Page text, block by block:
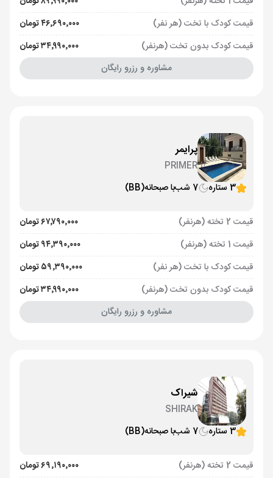
قیمت کودک با تخت (هر نفر)
۴۶٬۶۹۰٬۰۰۰ تومان
قیمت کودک بدون تخت (هرنفر)
۳۴٬۹۹۰٬۰۰۰ تومان
مشاوره و رزرو رایگان
پرایمر
PRIMER
3 ستاره
7 شب با صبحانه(BB)
قیمت 2 تخته (هرنفر)
۶۷٬۷۹۰٬۰۰۰ تومان
قیمت 1 تخته (هرنفر)
۹۴٬۳۹۰٬۰۰۰ تومان
قیمت کودک با تخت (هر نفر)
۵۹٬۳۹۰٬۰۰۰ تومان
قیمت کودک بدون تخت (هرنفر)
۳۴٬۹۹۰٬۰۰۰ تومان
مشاوره و رزرو رایگان
شیراک
SHIRAK
3 ستاره
7 شب با صبحانه(BB)
قیمت 2 تخته (هرنفر)
۶۹٬۱۹۰٬۰۰۰ تومان